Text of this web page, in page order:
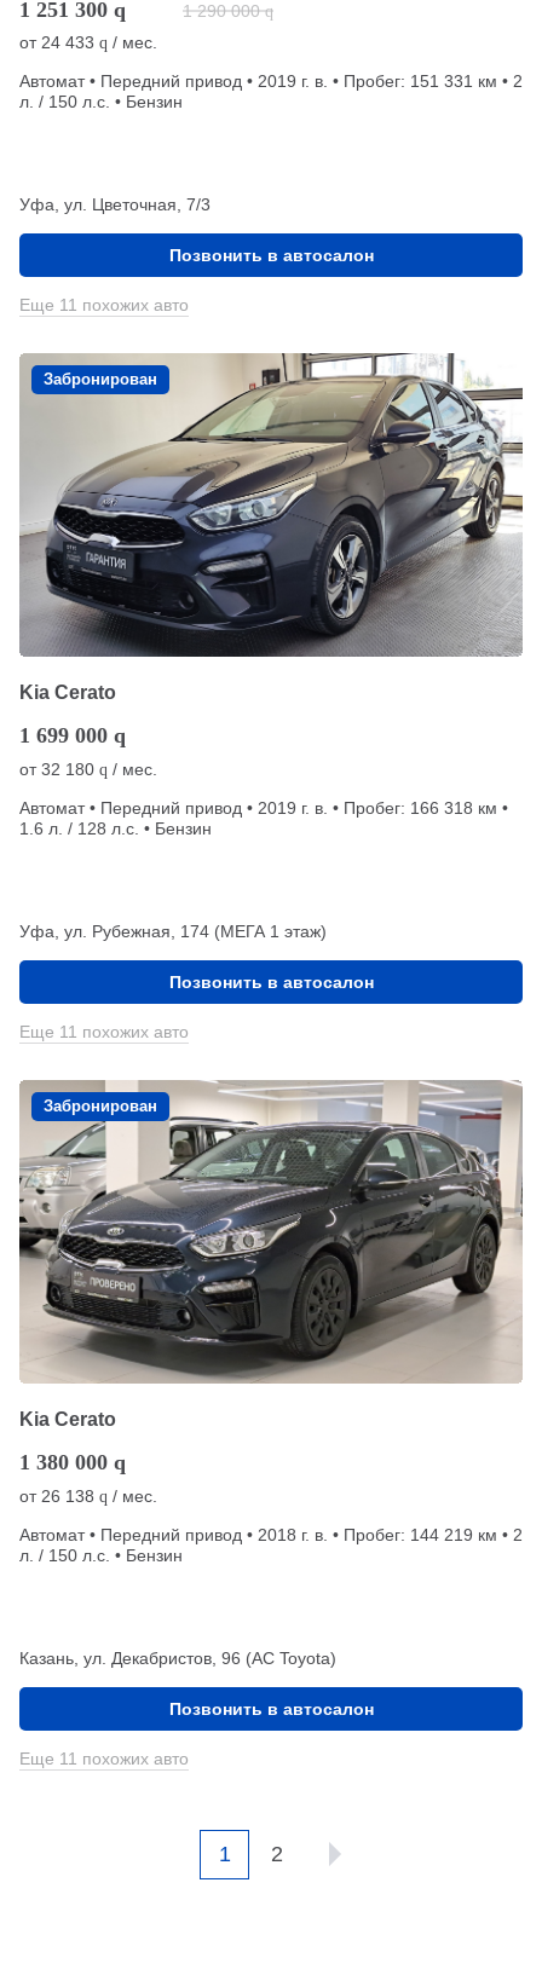
1 251 300 q 1 290 000 q
от 24 433 q / мес.
Автомат • Передний привод • 2019 г. в. • Пробег: 151 331 км • 2
л. / 150 л.с. • Бензин
Уфа, ул. Цветочная, 7/3
Позвонить в автосалон
Еще 11 похожих авто
Забронирован
Kia Cerato
1 699 000 q
от32 180 q / мес.
Автомат • Передний привод • 2019 г. в. • Пробег: 166 318 км •
1.6 л. / 128 л.с. • Бензин
Уфа, ул. Рубежная, 174 (МЕГА 1 этаж)
Позвонить в автосалон
Еще 11 похожих авто
Забронирован
Kia Cerato
1 380 000 q
от 26 138 q / мес.
Автомат • Передний привод • 2018 г. в. • Пробег: 144 219 км • 2
л. / 150 л.с. • Бензин
Казань, ул. Декабристов, 96 (АС Toyota)
Позвонить в автосалон
Еще 11 похожих авто
1 2